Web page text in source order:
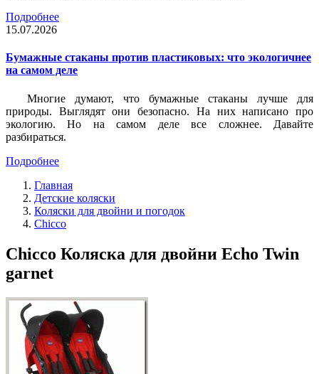
Подробнее
15.07.2026
Бумажные стаканы против пластиковых: что экологичнее
на самом деле
Многие думают, что бумажные стаканы лучше для
природы. Выглядят они безопасно. На них написано про
экологию. Но на самом деле все сложнее. Давайте
разбираться.
Подробнее
Главная
Детские коляски
Коляски для двойни и погодок
Chicco
Chicco Коляска для двойни Echo Twin
garnet